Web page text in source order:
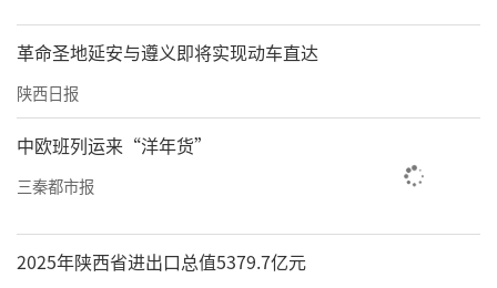
革命圣地延安与遵义即将实现动车直达
陕西日报
中欧班列运来“洋年货”
三秦都市报
2025年陕西省进出口总值5379.7亿元